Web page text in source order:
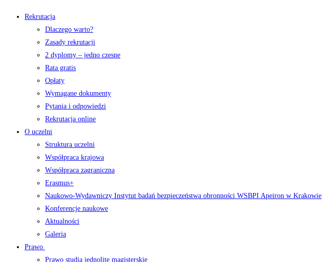
Rekrutacja
Dlaczego warto?
Zasady rekrutacji
2 dyplomy – jedno czesne
Rata gratis
Opłaty
Wymagane dokumenty
Pytania i odpowiedzi
Rekrutacja online
O uczelni
Struktura uczelni
Współpraca krajowa
Współpraca zagraniczna
Erasmus+
Naukowo-Wydawniczy Instytut badań bezpieczeństwa obronności WSBPI Apeiron w Krakowie
Konferencje naukowe
Aktualności
Galeria
Prawo
Prawo studia jednolite magisterskie